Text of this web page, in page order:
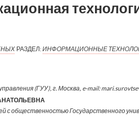
РАЗДЕЛ:ИНФОРМАЦИОННЫЕ
(ГУУ), г. Москва, e-mail:
с общественностью Государственного